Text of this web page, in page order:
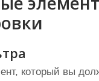
который вы